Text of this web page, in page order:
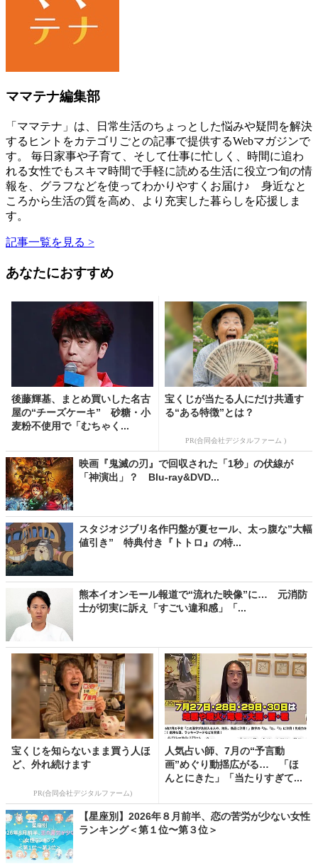
ママテナ編集部
「ママテナ」は、日常生活のちょっとした悩みや疑問を解決
するヒントをカテゴリごとの記事で提供するWebマガジンで
す。 毎日家事や子育て、そして仕事に忙しく、時間に追わ
れる女性でもスキマ時間で手軽に読める生活に役立つ旬の情
報を、グラフなどを使ってわかりやすくお届け♪ 身近なと
ころから生活の質を高め、より充実した暮らしを応援しま
す。
記事一覧を見る >
あなたにおすすめ
後藤輝基、まとめ買いした名古
屋の“チーズケーキ” 砂糖・小
麦粉不使用で「むちゃく...
宝くじが当たる人にだけ共通す
る“ある特徴”とは？
PR(合同会社デジタルファーム )
映画『鬼滅の刃』で回収された「1秒」の伏線が
「神演出」？ Blu-ray&DVD...
スタジオジブリ名作円盤が夏セール、太っ腹な”大幅
値引き” 特典付き『トトロ』の特...
熊本イオンモール報道で“流れた映像”に… 元消防
士が切実に訴え「すごい違和感」「...
宝くじを知らないまま買う人ほ
ど、外れ続けます
PR(合同会社デジタルファーム)
人気占い師、7月の“予言動
画”めぐり動揺広がる… 「ほ
んとにきた」「当たりすぎて...
【星座別】2026年８月前半、恋の苦労が少ない女性
ランキング＜第１位〜第３位＞